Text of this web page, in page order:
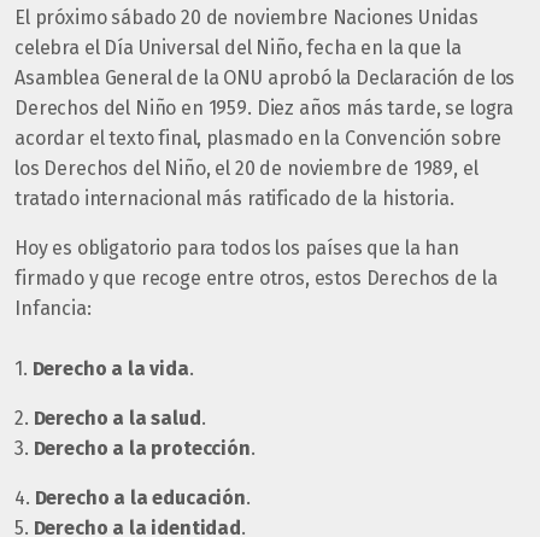
El próximo sábado 20 de noviembre Naciones Unidas
celebra el Día Universal del Niño, fecha en la que la
Asamblea General de la ONU aprobó la Declaración de los
Derechos del Niño en 1959. Diez años más tarde, se logra
acordar el texto final, plasmado en la Convención sobre
los Derechos del Niño, el 20 de noviembre de 1989, el
tratado internacional más ratificado de la historia.
Hoy es obligatorio para todos los países que la han
firmado y que recoge entre otros, estos Derechos de la
Infancia:
1. Derecho a la vida.
2. Derecho a la salud.
3. Derecho a la protección.
4. Derecho a la educación.
5. Derecho a la identidad.